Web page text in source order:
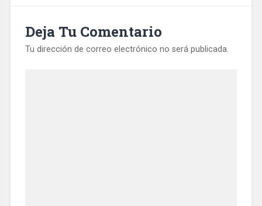
Deja Tu Comentario
Tu dirección de correo electrónico no será publicada.